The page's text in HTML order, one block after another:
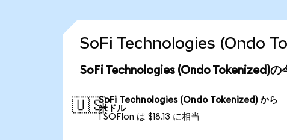
SoFi Technologies (Ondo
SoFi Technologies (Ondo Tokenized)の
🇺🇸SoFi Technologies (Ondo Tokenized) から
米ドル
1 SOFIon は $18.13 に相当